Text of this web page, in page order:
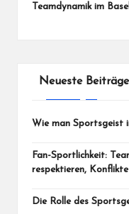
Teamdynamik im
Neueste Beiträge
Wie man Sportsgeist
Fan-Sportlichkeit:
respektieren,
Die Rolle des